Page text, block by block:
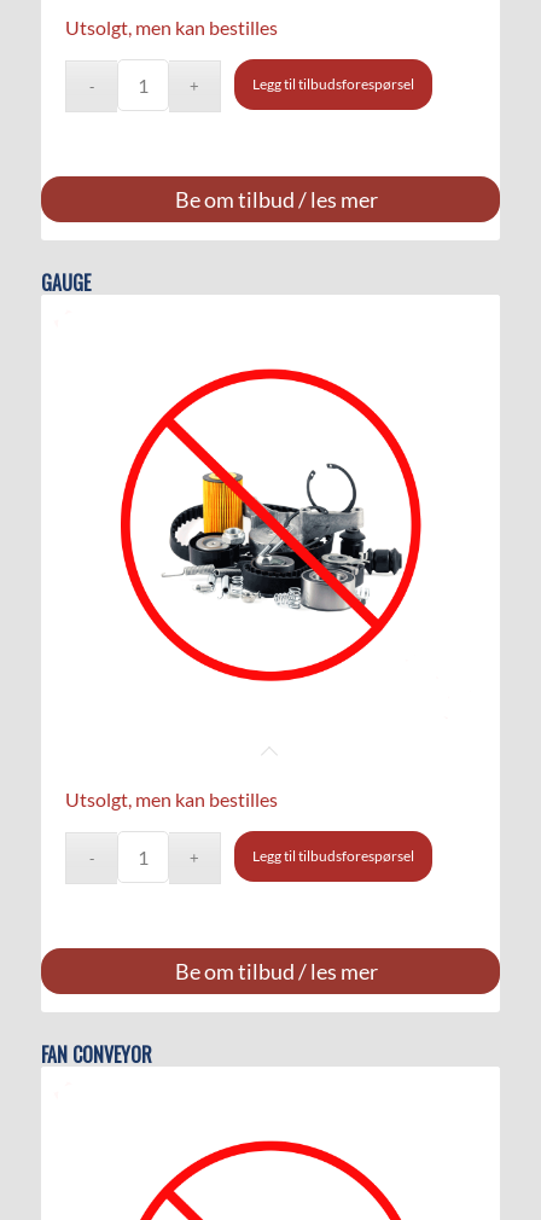
Utsolgt, men kan bestilles
Legg til tilbudsforespørsel
Be om tilbud / les mer
GAUGE
Utsolgt, men kan bestilles
Legg til tilbudsforespørsel
Be om tilbud / les mer
FAN CONVEYOR